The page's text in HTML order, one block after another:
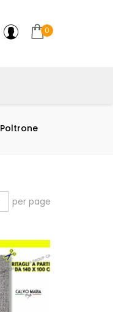
0
Poltrone
per page